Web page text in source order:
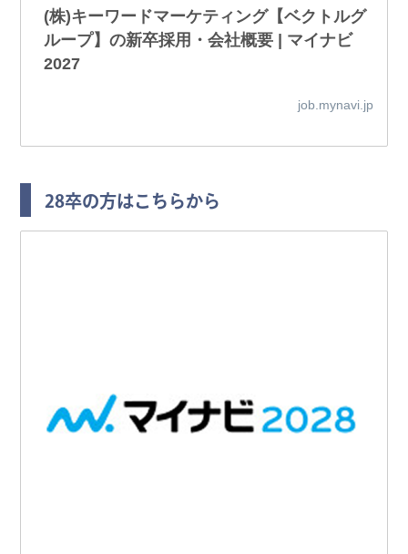
(株)キーワードマーケティング【ベクトルグ
ループ】の新卒採用・会社概要 | マイナビ
2027
job.mynavi.jp
28卒の方はこちらから